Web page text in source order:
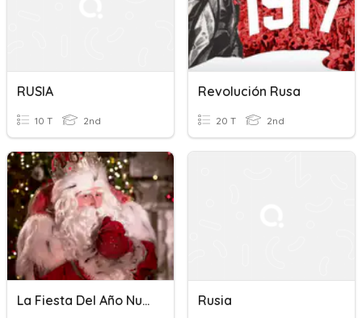
RUSIA
10 T 2nd
Revolución Rusa
20 T 2nd
La Fiesta Del Año Nuevo En Rusia Rusia